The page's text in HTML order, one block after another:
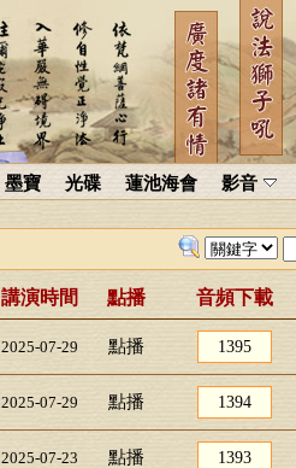
墨寶 光碟 蓮池海會 影音
講演時間 點播 音頻下載
2025-07-29 點播 1395
2025-07-29 點播 1394
2025-07-23 點播 1393